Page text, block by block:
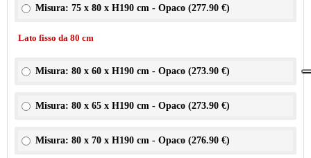
Misura: 75 x 80 x H190 cm - Opaco (277.90 €)
Lato fisso da 80 cm
Misura: 80 x 60 x H190 cm - Opaco (273.90 €)
Misura: 80 x 65 x H190 cm - Opaco (273.90 €)
Misura: 80 x 70 x H190 cm - Opaco (276.90 €)